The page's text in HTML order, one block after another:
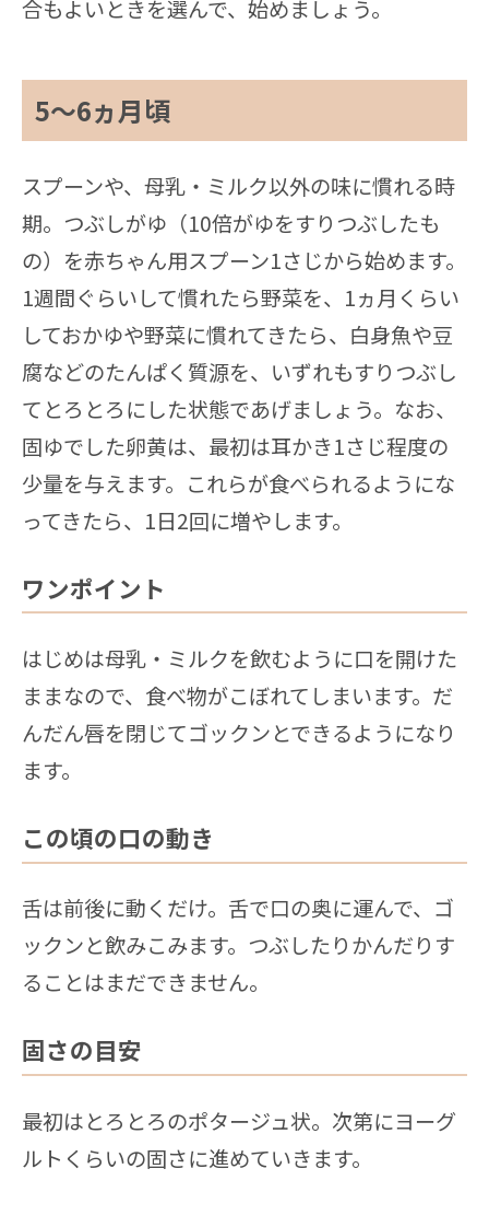
合もよいときを選んで、始めましょう。
5〜6ヵ月頃
スプーンや、母乳・ミルク以外の味に慣れる時
期。つぶしがゆ（10倍がゆをすりつぶしたも
の）を赤ちゃん用スプーン1さじから始めます。
1週間ぐらいして慣れたら野菜を、1ヵ月くらい
しておかゆや野菜に慣れてきたら、白身魚や豆
腐などのたんぱく質源を、いずれもすりつぶし
てとろとろにした状態であげましょう。なお、
固ゆでした卵黄は、最初は耳かき1さじ程度の
少量を与えます。これらが食べられるようにな
ってきたら、1日2回に増やします。
ワンポイント
はじめは母乳・ミルクを飲むように口を開けた
ままなので、食べ物がこぼれてしまいます。だ
んだん唇を閉じてゴックンとできるようになり
ます。
この頃の口の動き
舌は前後に動くだけ。舌で口の奥に運んで、ゴ
ックンと飲みこみます。つぶしたりかんだりす
ることはまだできません。
固さの目安
最初はとろとろのポタージュ状。次第にヨーグ
ルトくらいの固さに進めていきます。